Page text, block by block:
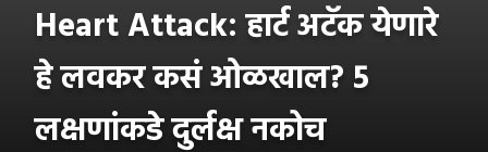
Heart Attack: हार्ट अटॅक येणारे
हे लवकर कसं ओळखाल? 5
लक्षणांकडे दुर्लक्ष नकोच